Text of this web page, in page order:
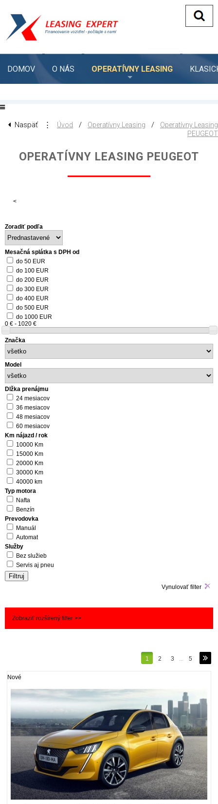
DOMOV O NÁS OPERATÍVNY LEASING
Naspäť ⋮ Úvod / Operatívny Leasing /
Operatívny Leasing
PEUGEOT
OPERATÍVNY LEASING PEUGEOT
<
Zoradiť podľa
Mesačná splátka s DPH od
do 50 EUR
do 100 EUR
do 200 EUR
do 300 EUR
do 400 EUR
do 500 EUR
do 1000 EUR
0 € - 1020 €
Značka
Model
Dlžka prenájmu
24 mesiacov
36 mesiacov
48 mesiacov
60 mesiacov
Km nájazd / rok
10000 Km
15000 Km
20000 Km
30000 Km
40000 km
Typ motora
Nafta
Benzín
Prevodovka
Manuál
Automat
Služby
Bez služieb
Servis aj pneu
Vynulovať filter
Zobraziť rozšírený filter >>
1 2 3 5
Nové